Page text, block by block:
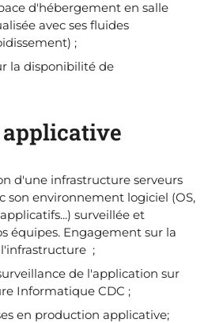
d'hébergement en salle
avec ses fluides
;
la disponibilité de
d'une infrastructure serveurs
son environnement logiciel (OS,
surveillée et
équipes. Engagement sur la
;
de l'application sur
Informatique CDC ;
en production applicative;